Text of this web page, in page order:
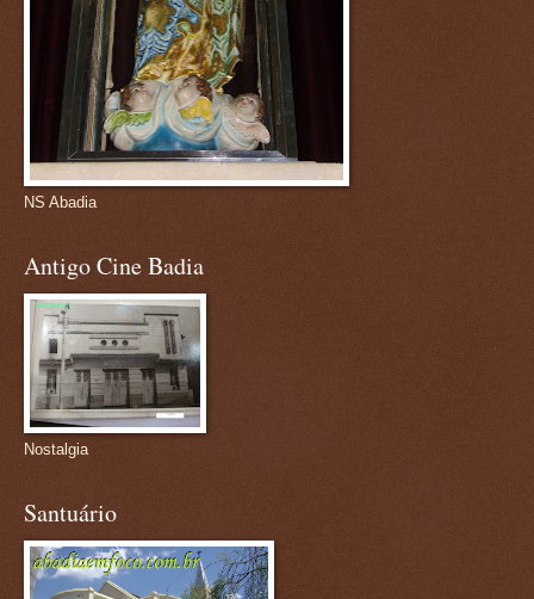
NS Abadia
Antigo Cine Badia
Nostalgia
Santuário